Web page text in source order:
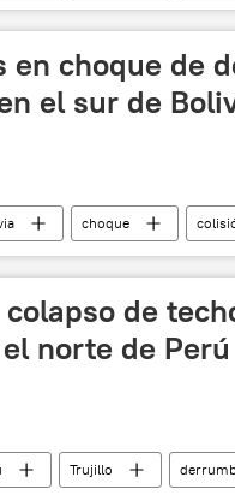
en choque de
el sur de
choque
de
norte de Perú
Trujillo